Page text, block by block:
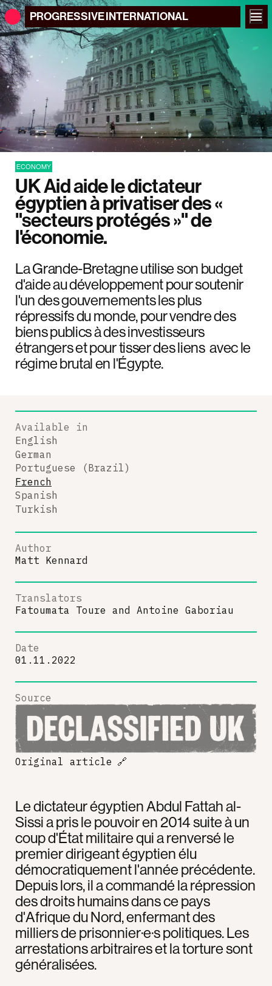
PROGRESSIVEINTERNATIONAL
ECONOMY
UK Aid aide le dictateur
égyptien à privatiser des «
"secteurs protégés »" de
l'économie.
La Grande-Bretagne utilise son budget
d'aide au développement pour soutenir
l'un des gouvernements les plus
répressifs du monde, pour vendre des
biens publics à des investisseurs
étrangers et pour tisser des liens avec le
régime brutal en l'Égypte.
Le dictateur égyptien Abdul Fattah al-
Sissi a pris le pouvoir en 2014 suite à un
coup d'État militaire qui a renversé le
premier dirigeant égyptien élu
démocratiquement l'année précédente.
Depuis lors, il a commandé la répression
des droits humains dans ce pays
d'Afrique du Nord, enfermant des
milliers de prisonnier·e·s politiques. Les
arrestations arbitraires et la torture sont
généralisées.
Available in
English
German
Portuguese (Brazil)
French
Spanish
Turkish
Author
Matt Kennard
Translators
Fatoumata Toure and Antoine Gaboriau
Date
01.11.2022
Source
Original article 🔗